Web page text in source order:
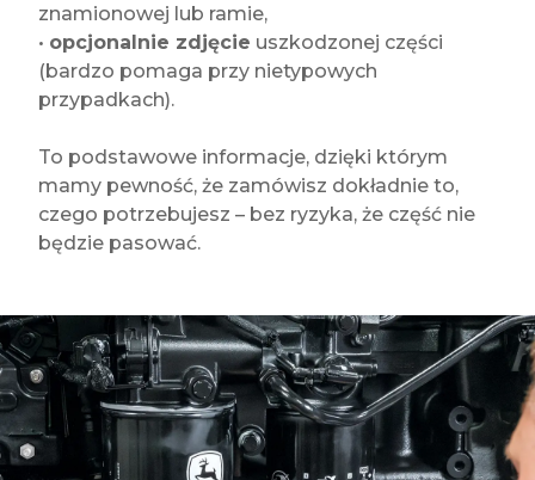
znamionowej lub ramie,
• opcjonalnie zdjęcie uszkodzonej części
(bardzo pomaga przy nietypowych
przypadkach).
To podstawowe informacje, dzięki którym
mamy pewność, że zamówisz dokładnie to,
czego potrzebujesz – bez ryzyka, że część nie
będzie pasować.